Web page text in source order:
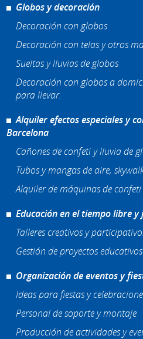
Globos y decoración
Decoración con globos
Decoración con telas y otros
Sueltas y lluvias de globos
Decoración con globos a
para llevar.
Alquiler efectos especiales y
Barcelona
Cañones de confeti y lluvia de
Tubos y mangas de aire,
Alquiler de máquinas de
Educación en el tiempo libre
Talleres creativos y
Gestión de proyectos
Organización de eventos y
Ideas para fiestas y
Personal de soporte y montaje
Producción de actividades y